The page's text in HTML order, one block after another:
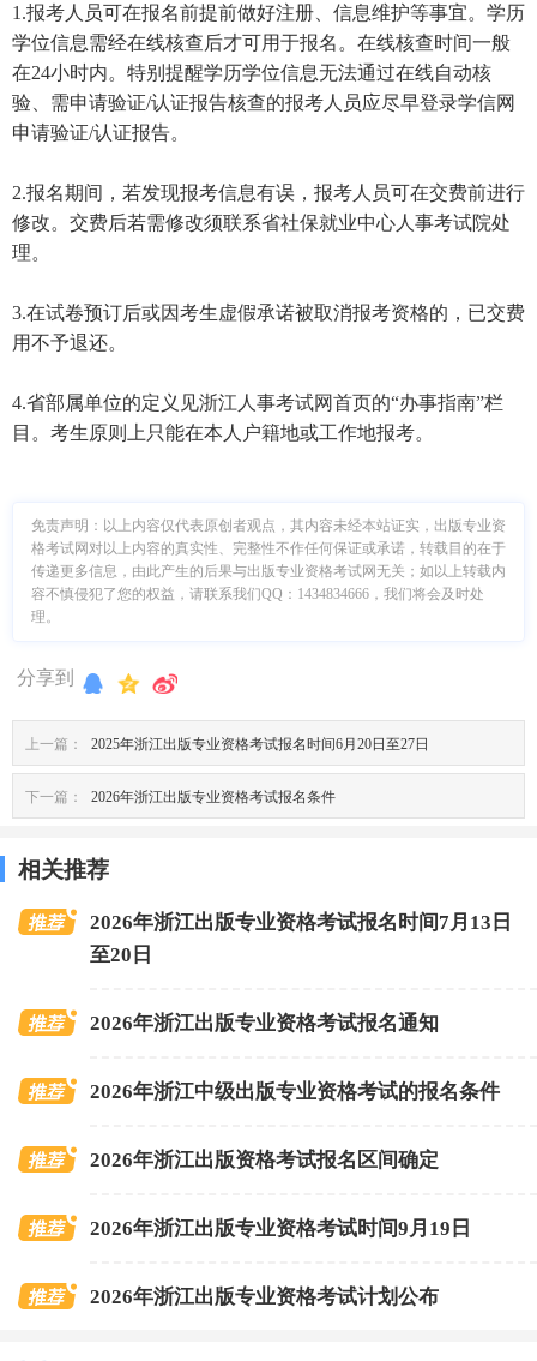
1.报考人员可在报名前提前做好注册、信息维护等事宜。学历
学位信息需经在线核查后才可用于报名。在线核查时间一般
在24小时内。特别提醒学历学位信息无法通过在线自动核
验、需申请验证/认证报告核查的报考人员应尽早登录学信网
申请验证/认证报告。
2.报名期间，若发现报考信息有误，报考人员可在交费前进行
修改。交费后若需修改须联系省社保就业中心人事考试院处
理。
3.在试卷预订后或因考生虚假承诺被取消报考资格的，已交费
用不予退还。
4.省部属单位的定义见浙江人事考试网首页的“办事指南”栏
目。考生原则上只能在本人户籍地或工作地报考。
免责声明： 以上内容仅代表原创者观点，其内容未经本站证实，出版专业资
格考试网对以上内容的真实性、完整性不作任何保证或承诺，转载目的在于
传递更多信息，由此产生的后果与出版专业资格考试网无关；如以上转载内
容不慎侵犯了您的权益，请联系我们QQ：1434834666，我们将会及时处
理。
分享到
上一篇： 2025年浙江出版专业资格考试报名时间6月20日至27日
下一篇： 2026年浙江出版专业资格考试报名条件
相关推荐
2026年浙江出版专业资格考试报名时间7月13日
至20日
2026年浙江出版专业资格考试报名通知
2026年浙江中级出版专业资格考试的报名条件
2026年浙江出版资格考试报名区间确定
2026年浙江出版专业资格考试时间9月19日
2026年浙江出版专业资格考试计划公布